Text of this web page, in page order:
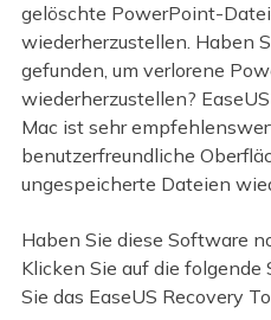
gelöschte PowerPoint-
wiederherzustellen. Haben
gefunden, um verlorene
wiederherzustellen?
Mac ist sehr
benutzerfreundliche
ungespeicherte Dateien
Haben Sie diese Software
Klicken Sie auf die
Sie das EaseUS Recovery